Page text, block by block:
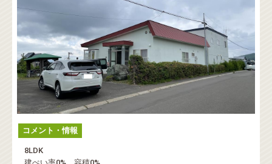
コメント・情報
8LDK